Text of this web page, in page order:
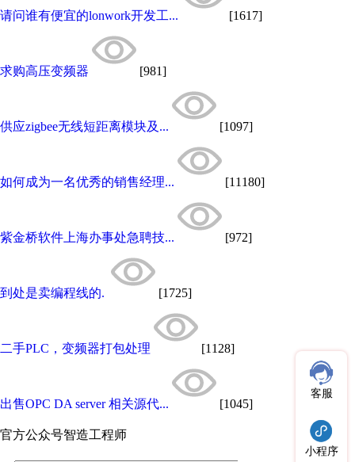
请问谁有便宜的lonwork开发工... [1617]
求购高压变频器 [981]
供应zigbee无线短距离模块及... [1097]
如何成为一名优秀的销售经理... [11180]
紫金桥软件上海办事处急聘技... [972]
到处是卖编程线的. [1725]
二手PLC，变频器打包处理 [1128]
出售OPC DA server 相关源代... [1045]
官方公众号智造工程师
客服
小程序